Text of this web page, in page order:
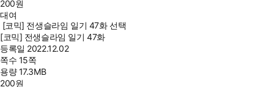
200원
대여
[코믹] 전생슬라임 일기 47화 선택
[코믹] 전생슬라임 일기 47화
등록일 2022.12.02
쪽수 15쪽
용량17.3MB
200원